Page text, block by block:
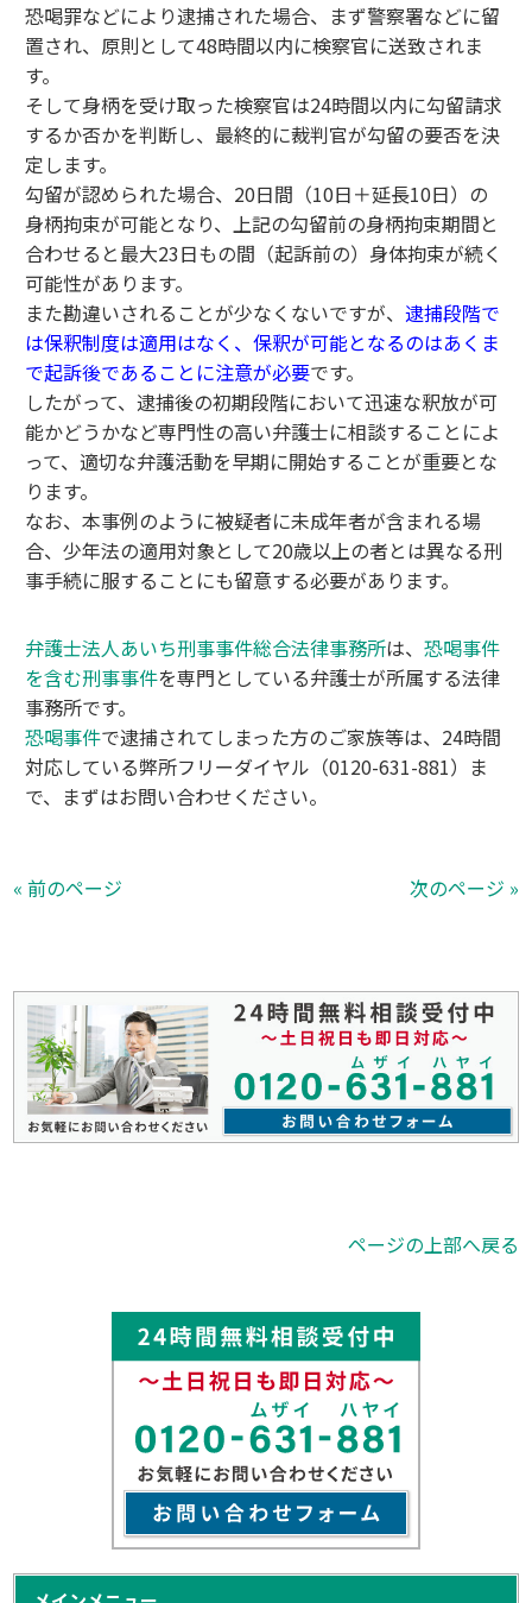
恐喝罪などにより逮捕された場合、まず警察署などに留
置され、原則として48時間以内に検察官に送致されま
す。
そして身柄を受け取った検察官は24時間以内に勾留請求
するか否かを判断し、最終的に裁判官が勾留の要否を決
定します。
勾留が認められた場合、20日間（10日＋延長10日）の
身柄拘束が可能となり、上記の勾留前の身柄拘束期間と
合わせると最大23日もの間（起訴前の）身体拘束が続く
可能性があります。
また勘違いされることが少なくないですが、逮捕段階で
は保釈制度は適用はなく、保釈が可能となるのはあくま
で起訴後であることに注意が必要です。
したがって、逮捕後の初期段階において迅速な釈放が可
能かどうかなど専門性の高い弁護士に相談することによ
って、適切な弁護活動を早期に開始することが重要とな
ります。
なお、本事例のように被疑者に未成年者が含まれる場
合、少年法の適用対象として20歳以上の者とは異なる刑
事手続に服することにも留意する必要があります。
弁護士法人あいち刑事事件総合法律事務所は、恐喝事件
を含む刑事事件を専門としている弁護士が所属する法律
事務所です。
恐喝事件で逮捕されてしまった方のご家族等は、24時間
対応している弊所フリーダイヤル（0120-631-881）ま
で、まずはお問い合わせください。
« 前のページ 次のページ »
ページの上部へ戻る